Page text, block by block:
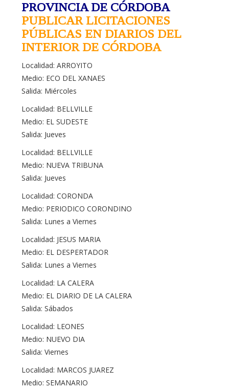
PROVINCIA DE CÓRDOBA
PUBLICAR LICITACIONES
PÚBLICAS EN DIARIOS DEL
INTERIOR DE CÓRDOBA
Localidad: ARROYITO
Medio: ECO DEL XANAES
Salida: Miércoles
Localidad: BELLVILLE
Medio: EL SUDESTE
Salida: Jueves
Localidad: BELLVILLE
Medio: NUEVA TRIBUNA
Salida: Jueves
Localidad: CORONDA
Medio: PERIODICO CORONDINO
Salida: Lunes a Viernes
Localidad: JESUS MARIA
Medio: EL DESPERTADOR
Salida: Lunes a Viernes
Localidad: LA CALERA
Medio: EL DIARIO DE LA CALERA
Salida: Sábados
Localidad: LEONES
Medio: NUEVO DIA
Salida: Viernes
Localidad: MARCOS JUAREZ
Medio: SEMANARIO